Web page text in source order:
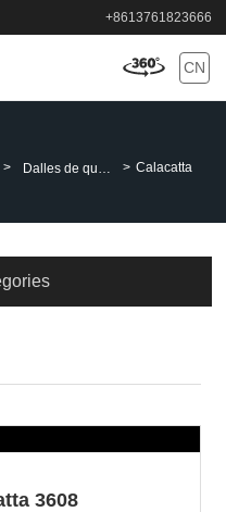
+8613761823666
CN
Dalles de quart
Calacatta
3608